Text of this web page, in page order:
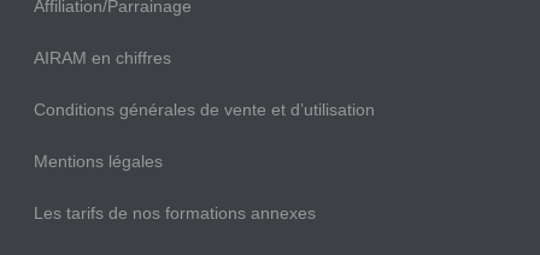
Affiliation/Parrainage
AIRAM en chiffres
Conditions générales de vente et d’utilisation
Mentions légales
Les tarifs de nos formations annexes